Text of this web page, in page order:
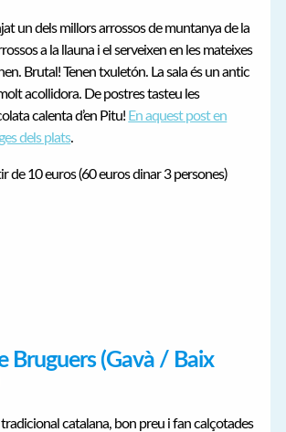
un dels millors arrossos de muntanya de la
a la llauna i el serveixen en les mateixes
Brutal! Tenen txuletón. La sala és un antic
acollidora. De postres tasteu les
calenta d’en Pitu! En aquest post en
dels plats.
de 10 euros (60 euros dinar 3 persones)
Bruguers (Gavà / Baix
catalana, bon preu i fan calçotades